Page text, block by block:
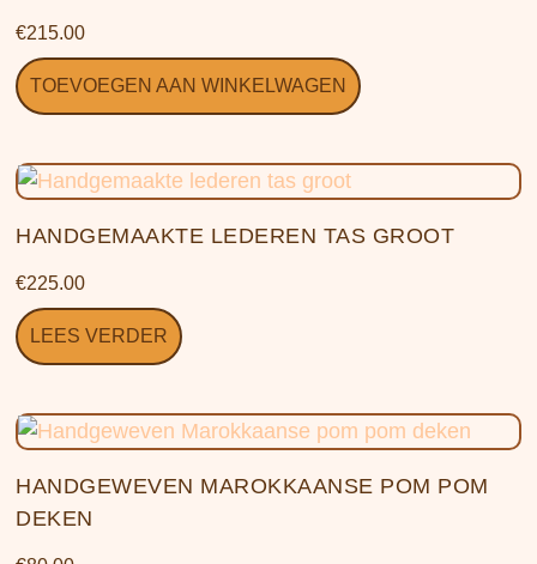
€215.00
TOEVOEGEN AAN WINKELWAGEN
HANDGEMAAKTE LEDEREN TAS GROOT
€225.00
LEES VERDER
HANDGEWEVEN MAROKKAANSE POM POM
DEKEN